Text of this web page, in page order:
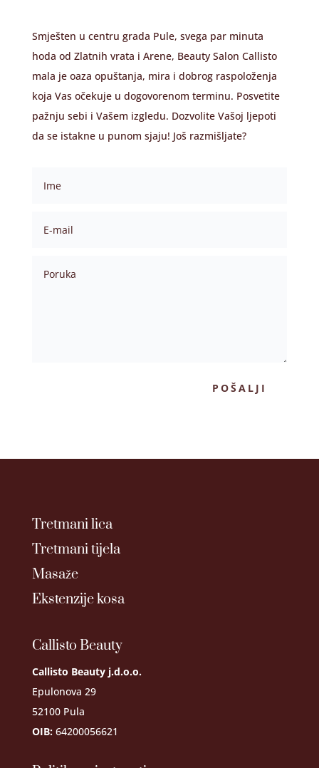
Smješten u centru grada Pule, svega par minuta
hoda od Zlatnih vrata i Arene, Beauty Salon Callisto
mala je oaza opuštanja, mira i dobrog raspoloženja
koja Vas očekuje u dogovorenom terminu. Posvetite
pažnju sebi i Vašem izgledu. Dozvolite Vašoj ljepoti
da se istakne u punom sjaju! Još razmišljate?
POŠALJI
Tretmani lica
Tretmani tijela
Masaže
Ekstenzije kosa
Callisto Beauty
Callisto Beauty j.d.o.o.
Epulonova 29
52100 Pula
OIB:64200056621